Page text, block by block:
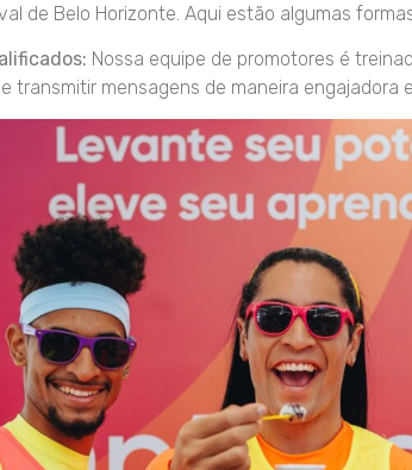
de Belo Horizonte. Aqui estão algumas
Nossa equipe de promotores é
transmitir mensagens de maneira engajadora